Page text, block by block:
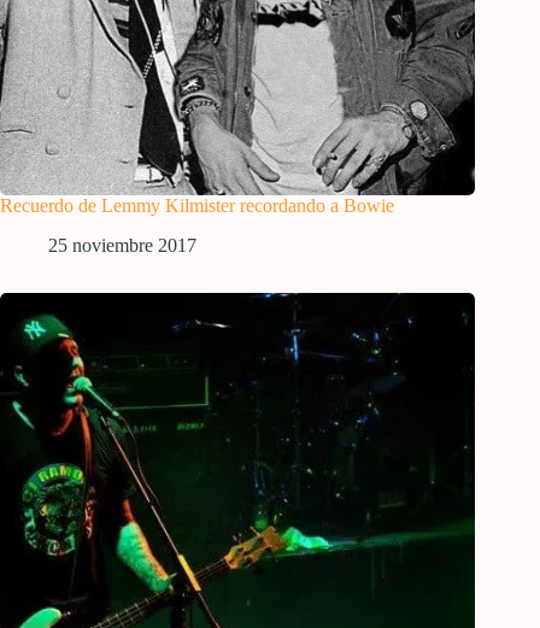
Recuerdo de Lemmy Kilmister recordando a Bowie
25 noviembre 2017